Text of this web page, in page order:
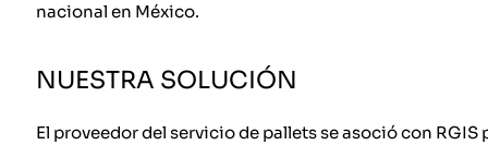
nacional en México.
NUESTRA SOLUCIÓN
El proveedor del servicio de pallets se asoció con